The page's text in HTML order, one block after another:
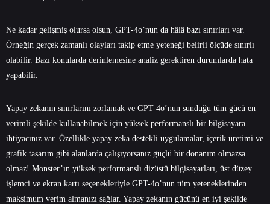
Ne kadar gelişmiş olursa olsun, GPT-4o’nun da hâlâ bazı sınırları var.
Örneğin gerçek zamanlı olayları takip etme yeteneği belirli ölçüde sınırlı
olabilir. Bazı konularda derinlemesine analiz gerektiren durumlarda hata
yapabilir.
Yapay zekanın sınırlarını zorlamak ve GPT-4o’nun sunduğu tüm gücü en
verimli şekilde kullanabilmek için yüksek performanslı bir bilgisayara
ihtiyacınız var. Özellikle yapay zeka destekli uygulamalar, içerik üretimi ve
grafik tasarım gibi alanlarda çalışıyorsanız güçlü bir donanım olmazsa
olmaz! Monster’ın yüksek performanslı dizüstü bilgisayarları, üst düzey
işlemci ve ekran kartı seçenekleriyle GPT-4o’nun tüm yeteneklerinden
maksimum verim almanızı sağlar. Yapay zekanın gücünü en iyi şekilde